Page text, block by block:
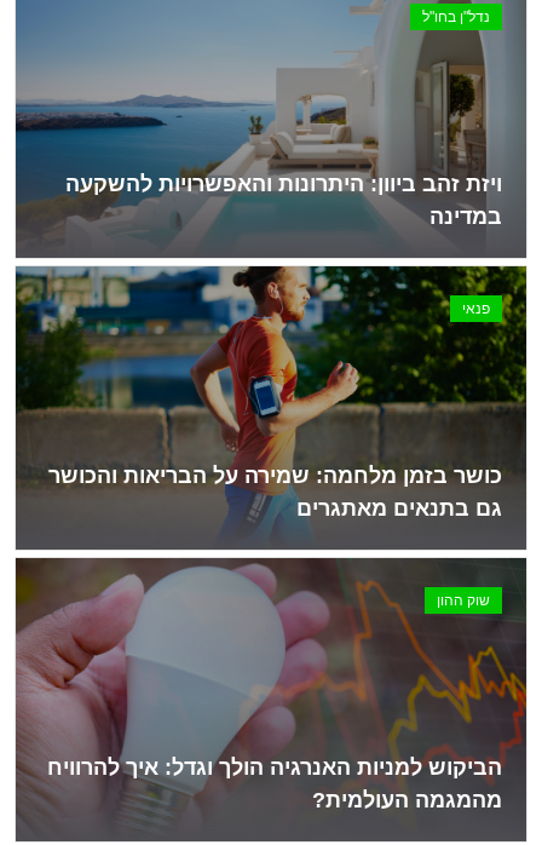
נדל"ן בחו"ל
ויזת זהב ביוון: היתרונות והאפשרויות להשקעה
במדינה
פנאי
כושר בזמן מלחמה: שמירה על הבריאות והכושר
גם בתנאים מאתגרים
שוק ההון
הביקוש למניות האנרגיה הולך וגדל: איך להרוויח
מהמגמה העולמית?